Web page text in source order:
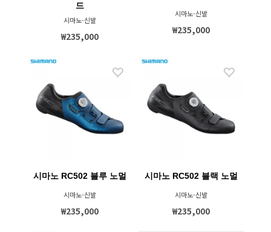
드
시마노-신발
₩235,000
시마노-신발
₩235,000
시마노 RC502 블루 노멀
시마노-신발
₩235,000
시마노 RC502 블랙 노멀
시마노-신발
₩235,000